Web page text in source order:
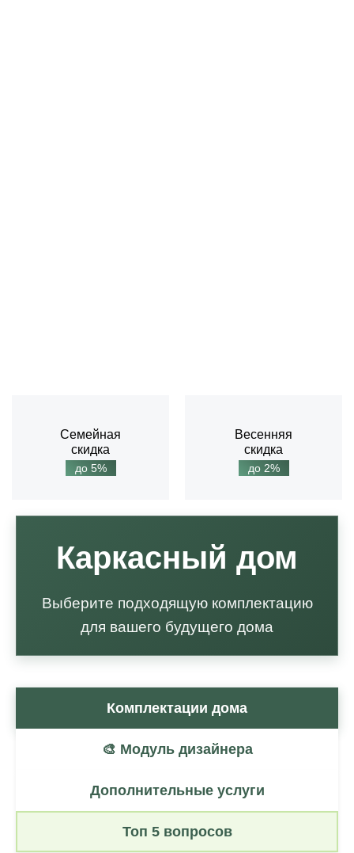
Семейная
скидка
до 5%
Весенняя
скидка
до 2%
Каркасный дом
Выберите подходящую комплектацию
для вашего будущего дома
Комплектации дома
🎨 Модуль дизайнера
Дополнительные услуги
Топ 5 вопросов